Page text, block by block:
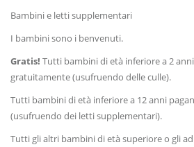
Bambini e letti supplementari
I bambini sono i benvenuti.
Gratis! Tutti bambini di età inferiore a 2
gratuitamente (usufruendo delle culle).
Tutti bambini di età inferiore a 12 anni
(usufruendo dei letti supplementari).
Tutti gli altri bambini di età superiore o gli